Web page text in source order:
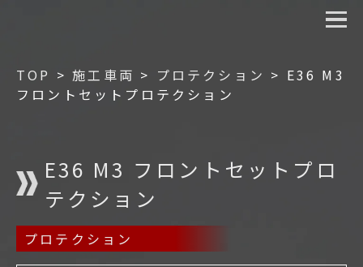
TOP >施工車両 > プロテクション > E36 M3
フロントセットプロテクション
E36 M3 フロントセットプロ
テクション
プロテクション